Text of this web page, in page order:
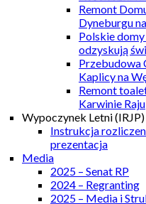
Remont
Dyneburgu
Polskie
odzyskują
Przebudowa
Kaplicy na
Remont
Karwinie Raju
Wypoczynek Letni (IRJP)
Instrukcja
prezentacja
Media
2025 – Senat RP
2024 – Regranting
2025 – Media i